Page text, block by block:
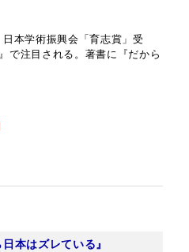
本学術振興会「育志賞」受
で注目される。著書に『だから
日本はズレている』